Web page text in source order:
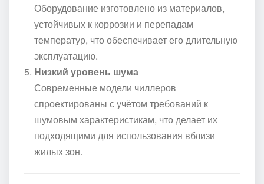
Оборудование изготовлено из материалов,
устойчивых к коррозии и перепадам
температур, что обеспечивает его длительную
эксплуатацию.
Низкий уровень шума
Современные модели чиллеров
спроектированы с учётом требований к
шумовым характеристикам, что делает их
подходящими для использования вблизи
жилых зон.